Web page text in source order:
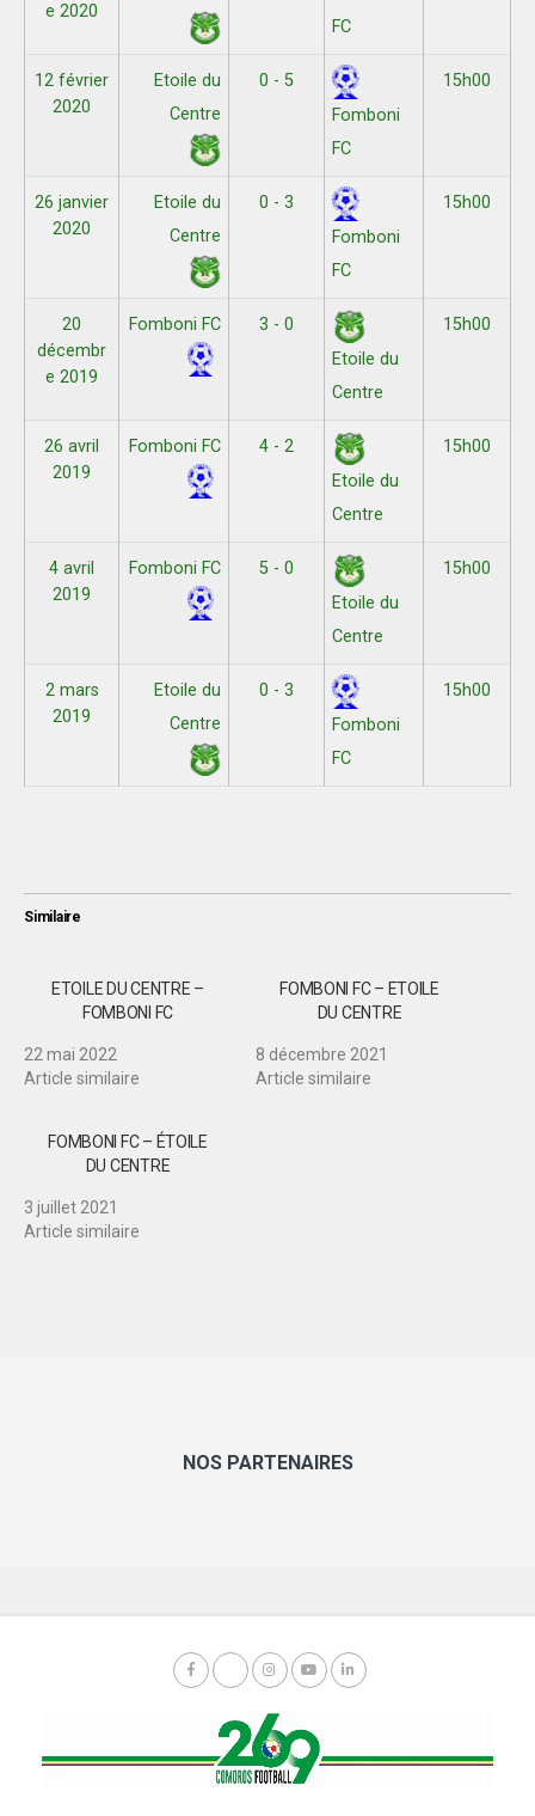
e 2020
FC
12 février
2020
Etoile du
Centre
0 - 5
Fomboni
FC
15h00
26 janvier
2020
Etoile du
Centre
0 - 3
Fomboni
FC
15h00
20
décembr
e 2019
Fomboni FC
3 - 0
Etoile du
Centre
15h00
26 avril
2019
Fomboni FC
4 - 2
Etoile du
Centre
15h00
4 avril
2019
Fomboni FC
5 - 0
Etoile du
Centre
15h00
2 mars
2019
Etoile du
Centre
0 - 3
Fomboni
FC
15h00
Similaire
ETOILE DU CENTRE –
FOMBONI FC
22 mai 2022
Article similaire
FOMBONI FC – ETOILE
DU CENTRE
8 décembre 2021
Article similaire
FOMBONI FC – ÉTOILE
DU CENTRE
3 juillet 2021
Article similaire
NOS PARTENAIRES